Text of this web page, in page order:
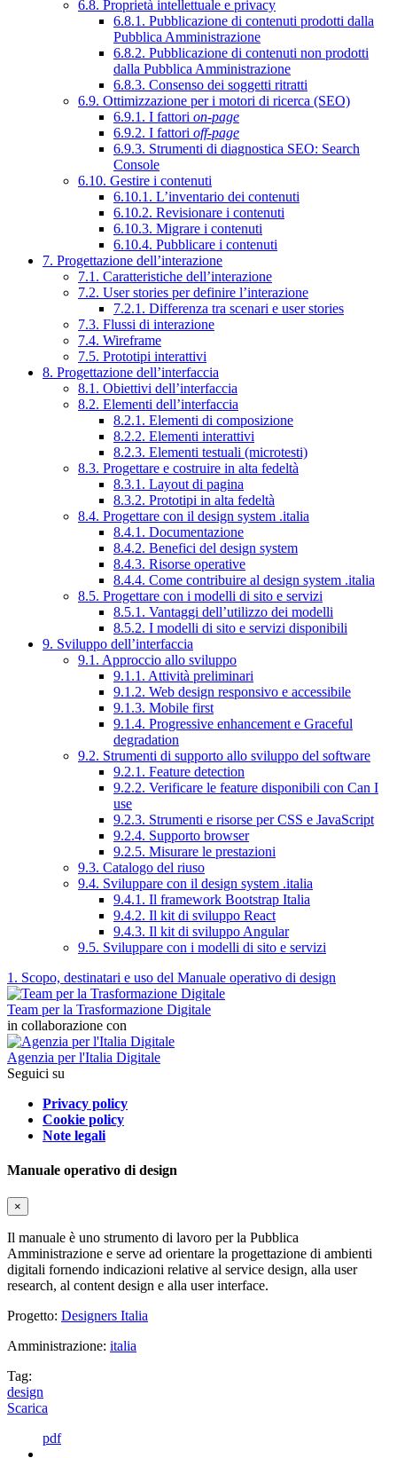
6.8. Proprietà intellettuale e privacy
6.8.1. Pubblicazione di contenuti prodotti dalla
Pubblica Amministrazione
6.8.2. Pubblicazione di contenuti non prodotti
dalla Pubblica Amministrazione
6.8.3. Consenso dei soggetti ritratti
6.9. Ottimizzazione per i motori di ricerca (SEO)
6.9.1. I fattori on-page
6.9.2. I fattori off-page
6.9.3. Strumenti di diagnostica SEO: Search
Console
6.10. Gestire i contenuti
6.10.1. L’inventario dei contenuti
6.10.2. Revisionare i contenuti
6.10.3. Migrare i contenuti
6.10.4. Pubblicare i contenuti
7. Progettazione dell’interazione
7.1. Caratteristiche dell’interazione
7.2. User stories per definire l’interazione
7.2.1. Differenza tra scenari e user stories
7.3. Flussi di interazione
7.4. Wireframe
7.5. Prototipi interattivi
8. Progettazione dell’interfaccia
8.1. Obiettivi dell’interfaccia
8.2. Elementi dell’interfaccia
8.2.1. Elementi di composizione
8.2.2. Elementi interattivi
8.2.3. Elementi testuali (microtesti)
8.3. Progettare e costruire in alta fedeltà
8.3.1. Layout di pagina
8.3.2. Prototipi in alta fedeltà
8.4. Progettare con il design system .italia
8.4.1. Documentazione
8.4.2. Benefici del design system
8.4.3. Risorse operative
8.4.4. Come contribuire al design system .italia
8.5. Progettare con i modelli di sito e servizi
8.5.1. Vantaggi dell’utilizzo dei modelli
8.5.2. I modelli di sito e servizi disponibili
9. Sviluppo dell’interfaccia
9.1. Approccio allo sviluppo
9.1.1. Attività preliminari
9.1.2. Web design responsivo e accessibile
9.1.3. Mobile first
9.1.4. Progressive enhancement e Graceful
degradation
9.2. Strumenti di supporto allo sviluppo del software
9.2.1. Feature detection
9.2.2. Verificare le feature disponibili con Can I
use
9.2.3. Strumenti e risorse per CSS e JavaScript
9.2.4. Supporto browser
9.2.5. Misurare le prestazioni
9.3. Catalogo del riuso
9.4. Sviluppare con il design system .italia
9.4.1. Il framework Bootstrap Italia
9.4.2. Il kit di sviluppo React
9.4.3. Il kit di sviluppo Angular
9.5. Sviluppare con i modelli di sito e servizi
1. Scopo, destinatari e uso del Manuale operativo di design
Team per la Trasformazione Digitale
in collaborazione con
Agenzia per l'Italia Digitale
Seguici su
Privacy policy
Cookie policy
Note legali
Manuale operativo di design
×
Il manuale è uno strumento di lavoro per la Pubblica
Amministrazione e serve ad orientare la progettazione di ambienti
digitali fornendo indicazioni relative al service design, alla user
research, al content design e alla user interface.
Progetto: Designers Italia
Amministrazione: italia
Tag:
design
Scarica
pdf